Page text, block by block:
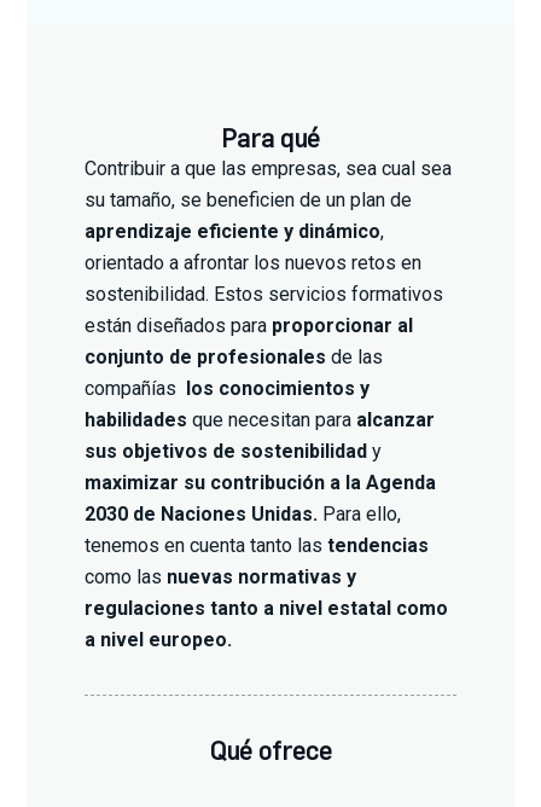
Para qué
Contribuir a que las empresas, sea cual sea
su tamaño, se beneficien de un plan de
aprendizaje eficiente y dinámico,
orientado a afrontar los nuevos retos en
sostenibilidad. Estos servicios formativos
están diseñados para proporcionar al
conjunto de profesionalesde las
compañías los conocimientos y
habilidadesque necesitan para alcanzar
sus objetivos de sostenibilidady
maximizar su contribución a la Agenda
2030 de Naciones Unidas. Para ello,
tenemos en cuenta tanto las tendencias
como las nuevas normativas y
regulaciones tanto a nivel estatal como
a nivel europeo.
Qué ofrece